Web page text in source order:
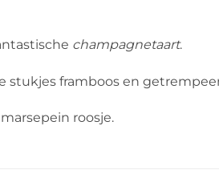
champagnetaart.
stukjes framboos en
roosje.